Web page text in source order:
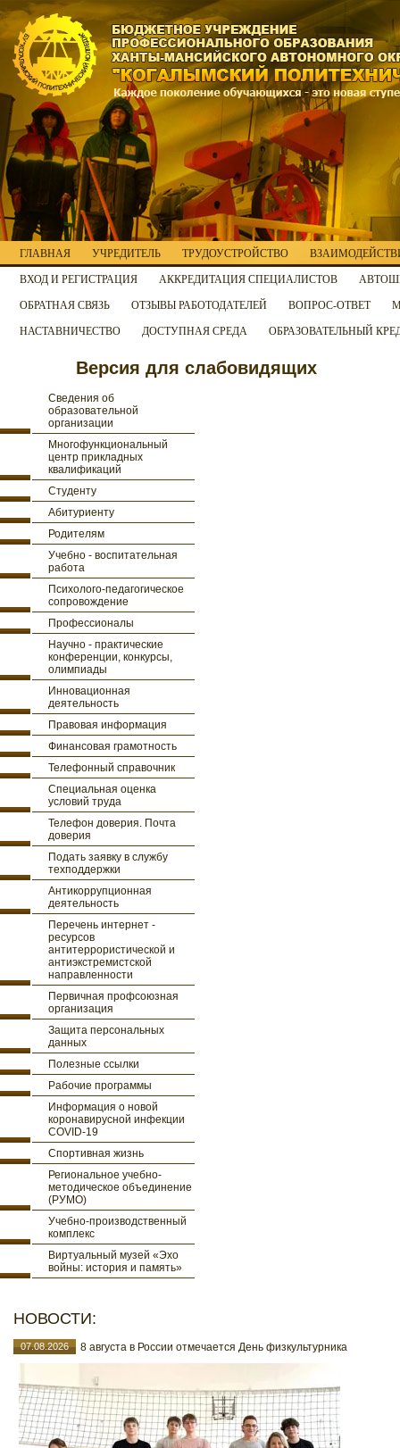
ГЛАВНАЯ УЧРЕДИТЕЛЬ ТРУДОУСТРОЙСТВО
ВХОД И РЕГИСТРАЦИЯ АККРЕДИТАЦИЯ СПЕЦИАЛИСТОВ
ОБРАТНАЯ СВЯЗЬ ОТЗЫВЫ РАБОТОДАТЕЛЕЙ ВОПРОС-ОТВЕТ
НАСТАВНИЧЕСТВО ДОСТУПНАЯ СРЕДА ОБРАЗОВАТЕЛЬНЫЙ
Версия для слабовидящих
Сведения об
образовательной
организации
Многофункциональный
центр прикладных
квалификаций
Студенту
Абитуриенту
Родителям
Учебно - воспитательная
работа
Психолого-педагогическое
сопровождение
Профессионалы
Научно - практические
конференции, конкурсы,
олимпиады
Инновационная
деятельность
Правовая информация
Финансовая грамотность
Телефонный справочник
Специальная оценка
условий труда
Телефон доверия. Почта
доверия
Подать заявку в службу
техподдержки
Антикоррупционная
деятельность
Перечень интернет -
ресурсов
антитеррористической и
антиэкстремистской
направленности
Первичная профсоюзная
организация
Защита персональных
данных
Полезные ссылки
Рабочие программы
Информация о новой
коронавирусной инфекции
COVID-19
Спортивная жизнь
Региональное учебно-
методическое объединение
(РУМО)
Учебно-производственный
комплекс
Виртуальный музей «Эхо
войны: история и память»
НОВОСТИ:
07.08.2026 8 августа в России отмечается День физкультурника